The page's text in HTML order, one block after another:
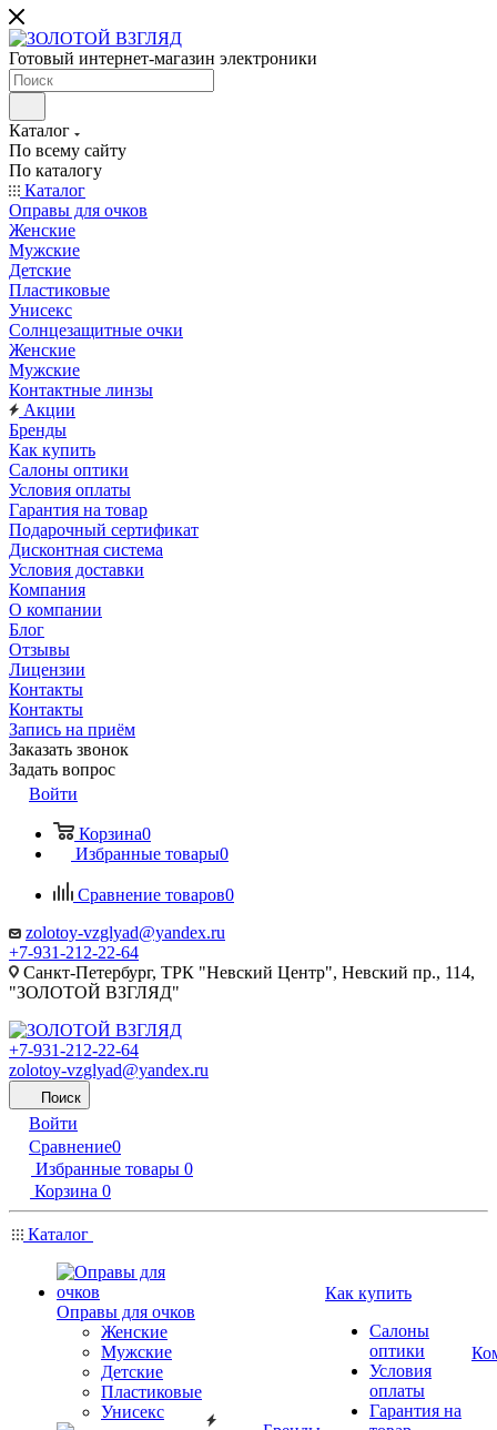
Готовый интернет-магазин электроники
Каталог
По всему сайту
По каталогу
Каталог
Оправы для очков
Женские
Мужские
Детские
Пластиковые
Унисекс
Солнцезащитные очки
Женские
Мужские
Контактные линзы
Акции
Бренды
Как купить
Салоны оптики
Условия оплаты
Гарантия на товар
Подарочный сертификат
Дисконтная система
Условия доставки
Компания
О компании
Блог
Отзывы
Лицензии
Контакты
Контакты
Запись на приём
Заказать звонок
Задать вопрос
Войти
Корзина0
Избранные товары0
Сравнение товаров0
zolotoy-vzglyad@yandex.ru
+7-931-212-22-64
Санкт-Петербург, ТРК "Невский Центр", Невский пр., 114,
"ЗОЛОТОЙ ВЗГЛЯД"
+7-931-212-22-64
zolotoy-vzglyad@yandex.ru
Поиск
Войти
Сравнение0
Избранные товары 0
Корзина 0
Каталог
Оправы для очков
Женские
Мужские
Детские
Пластиковые
Унисекс
Как купить
Салоны
оптики
Условия
оплаты
Гарантия на